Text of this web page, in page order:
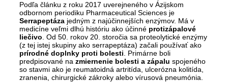
Podľa článku z roku 2017 uverejneného v Ázijskom
odbornom periodiku Pharmaceutical Sciences je
Serrapeptáza jedným z najúčinnejších enzýmov. Má v
medicíne veľmi dlhú históriu ako účinné protizápalové
liečivo . Od 50. rokov 20. storočia sa proteolytické enzýmy
(z tej istej skupiny ako serrapeptáza) začali používať ako
prírodné doplnky proti bolesti . Primárne boli
predpisované na zmiernenie bolesti a zápalu spojeného
so stavmi ako je reumatoidná artritída, ulcerózna kolitída,
zranenia, chirurgické zákroky alebo vírusová pneumónia.